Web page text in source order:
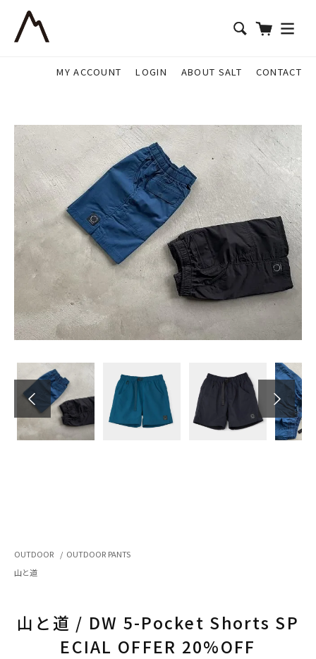
MY ACCOUNT LOGIN ABOUT SALT CONTACT
OUTDOOR / OUTDOOR PANTS
山と道
山と道 / DW 5-Pocket Shorts SP
ECIAL OFFER 20%OFF